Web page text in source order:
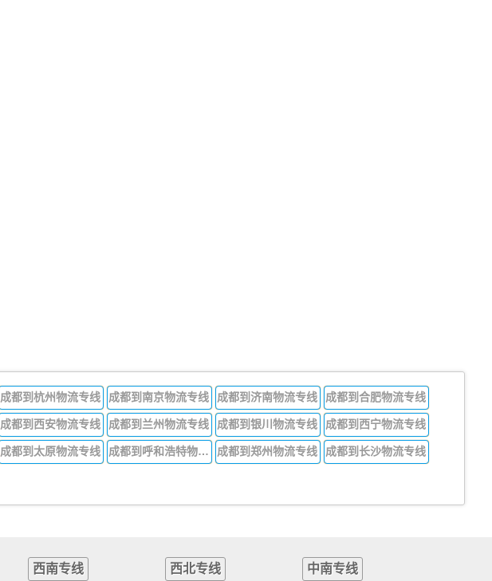
成都到杭州物流专线 成都到南京物流专线 成都到济南物流专线 成都到合肥物流专线
成都到西安物流专线 成都到兰州物流专线 成都到银川物流专线 成都到西宁物流专线
成都到太原物流专线 成都到呼和浩特物流专线 成都到郑州物流专线 成都到长沙物流专线
西南专线 西北专线 中南专线